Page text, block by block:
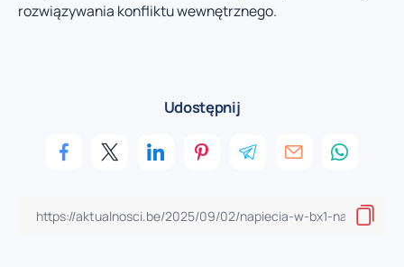
rozwiązywania konfliktu wewnętrznego.
Udostępnij